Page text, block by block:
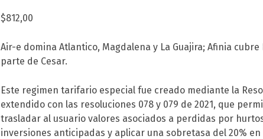
$812,00
Air-e domina Atlantico, Magdalena y La Guajira; Afinia cubre
parte de Cesar.
Este regimen tarifario especial fue creado mediante la
extendido con las resoluciones 078 y 079 de 2021, que
trasladar al usuario valores asociados a perdidas por
inversiones anticipadas y aplicar una sobretasa del 20%